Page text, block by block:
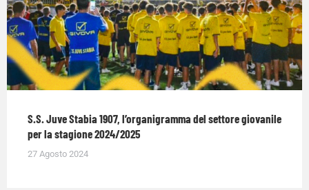
S.S. Juve Stabia 1907, l’organigramma del settore giovanile
per la stagione 2024/2025
27 Agosto 2024